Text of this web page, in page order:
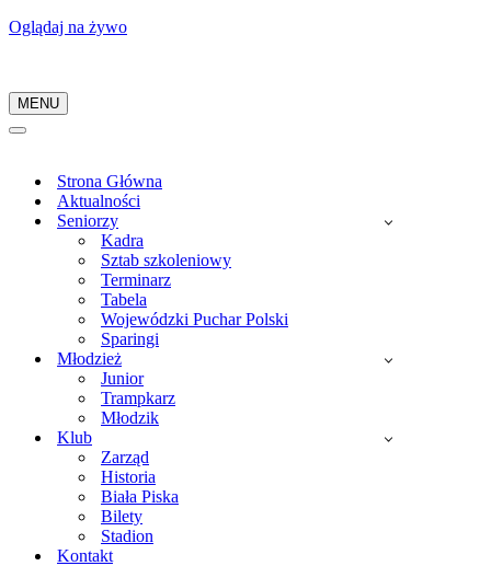
Oglądaj na żywo
MENU
Menu
Menu
Strona Główna
Aktualności
Seniorzy
Kadra
Sztab szkoleniowy
Terminarz
Tabela
Wojewódzki Puchar Polski
Sparingi
Młodzież
Junior
Trampkarz
Młodzik
Klub
Zarząd
Historia
Biała Piska
Bilety
Stadion
Kontakt